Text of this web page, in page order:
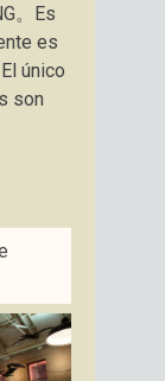
。Es
es
único
son